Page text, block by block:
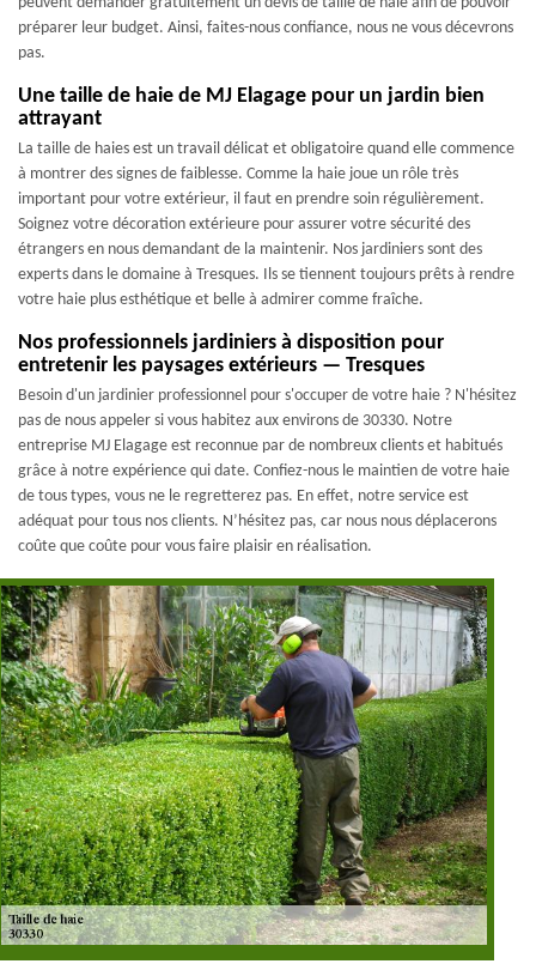
préparer leur budget. Ainsi, faites-nous confiance, nous ne vous décevrons
pas.
Une taille de haie de MJ Elagage pour un jardin bien
attrayant
La taille de haies est un travail délicat et obligatoire quand elle commence
à montrer des signes de faiblesse. Comme la haie joue un rôle très
important pour votre extérieur, il faut en prendre soin régulièrement.
Soignez votre décoration extérieure pour assurer votre sécurité des
étrangers en nous demandant de la maintenir. Nos jardiniers sont des
experts dans le domaine à Tresques. Ils se tiennent toujours prêts à rendre
votre haie plus esthétique et belle à admirer comme fraîche.
Nos professionnels jardiniers à disposition pour
entretenir les paysages extérieurs — Tresques
Besoin d'un jardinier professionnel pour s'occuper de votre haie ? N'hésitez
pas de nous appeler si vous habitez aux environs de 30330. Notre
entreprise MJ Elagage est reconnue par de nombreux clients et habitués
grâce à notre expérience qui date. Confiez-nous le maintien de votre haie
de tous types, vous ne le regretterez pas. En effet, notre service est
adéquat pour tous nos clients. N’hésitez pas, car nous nous déplacerons
coûte que coûte pour vous faire plaisir en réalisation.